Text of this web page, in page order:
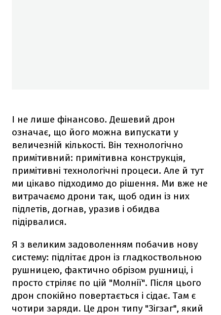
І не лише фінансово. Дешевий дрон
означає, що його можна випускати у
величезній кількості. Він технологічно
примітивний: примітивна конструкція,
примітивні технологічні процеси. Але й тут
ми цікаво підходимо до рішення. Ми вже не
витрачаємо дрони так, щоб один із них
підлетів, догнав, уразив і обидва
підірвалися.
Я з великим задоволенням побачив нову
систему: підлітає дрон із гладкоствольною
рушницею, фактично обрізом рушниці, і
просто стріляє по цій "Молнії". Після цього
дрон спокійно повертається і сідає. Там є
чотири заряди. Це дрон типу "Зігзаг", який